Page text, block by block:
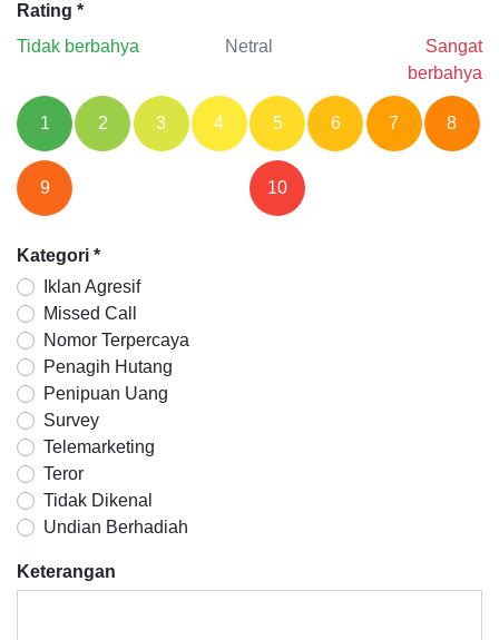
Rating *
Tidak berbahya
Netral
Sangat
berbahya
1 2 3 4 5 6 7 8
9 10
Kategori *
Iklan Agresif
Missed Call
Nomor Terpercaya
Penagih Hutang
Penipuan Uang
Survey
Telemarketing
Teror
Tidak Dikenal
Undian Berhadiah
Keterangan